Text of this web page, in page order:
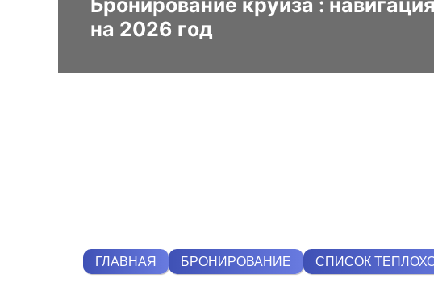
Бронирование круиза :
на 2026 год
ГЛАВНАЯ БРОНИРОВАНИЕ СПИСОК